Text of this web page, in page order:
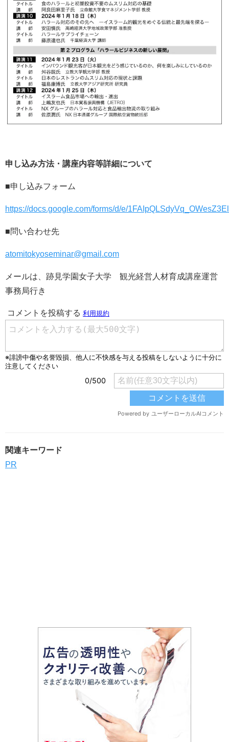
申し込み方法・講座内容等詳細について
■申し込みフォーム
https://docs.google.com/forms/d/e/
■問い合わせ先
atomitokyoseminar@gmail.com
メールは、跡見学園女子大学 観光経営人材育成講座運営
事務局行き
関連キーワード
PR